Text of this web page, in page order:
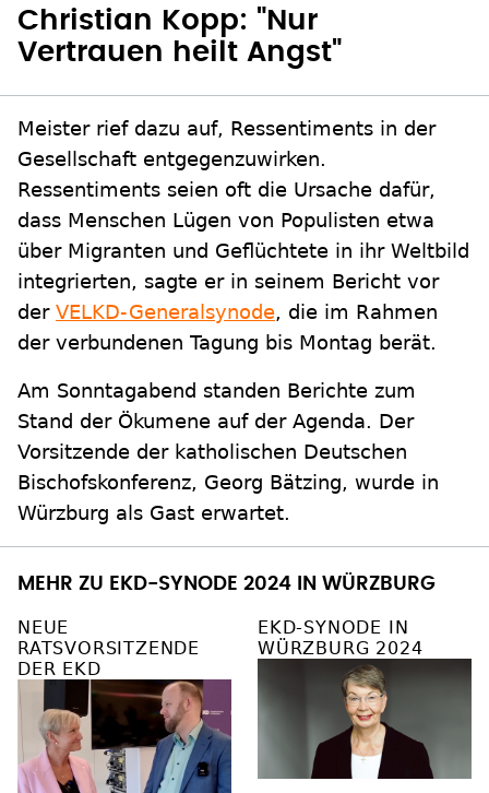
Christian Kopp: "Nur
Vertrauen heilt Angst"
Meister rief dazu auf, Ressentiments in der
Gesellschaft entgegenzuwirken.
Ressentiments seien oft die Ursache dafür,
dass Menschen Lügen von Populisten etwa
über Migranten und Geflüchtete in ihr Weltbild
integrierten, sagte er in seinem Bericht vor
der VELKD-Generalsynode, die im Rahmen
der verbundenen Tagung bis Montag berät.
Am Sonntagabend standen Berichte zum
Stand der Ökumene auf der Agenda. Der
Vorsitzende der katholischen Deutschen
Bischofskonferenz, Georg Bätzing, wurde in
Würzburg als Gast erwartet.
MEHR ZU EKD-SYNODE 2024 IN WÜRZBURG
NEUE
RATSVORSITZENDE
DER EKD
EKD-SYNODE IN
WÜRZBURG 2024